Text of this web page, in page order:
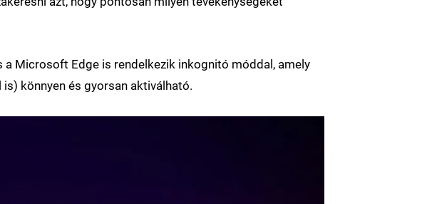
a Microsoft Edge is rendelkezik inkognitó móddal, amely
könnyen és gyorsan aktiválható.